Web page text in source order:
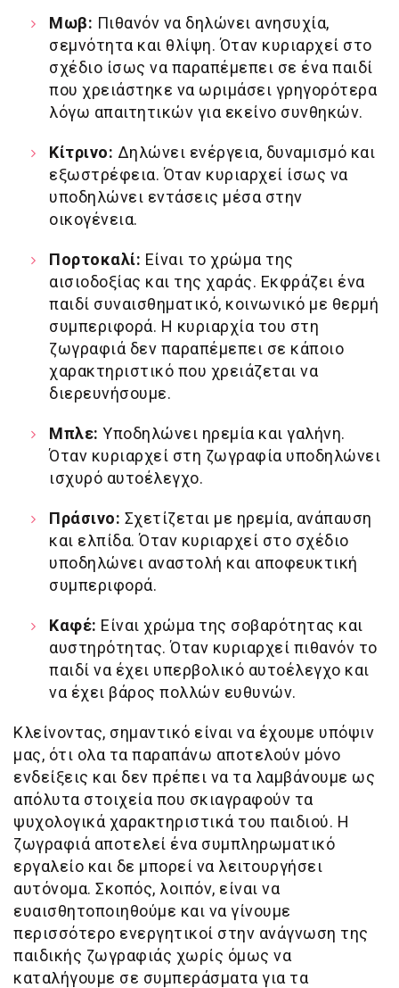
Μωβ: Πιθανόν να δηλώνει ανησυχία,
σεμνότητα και θλίψη. Όταν κυριαρχεί στο
σχέδιο ίσως να παραπέμεπει σε ένα παιδί
που χρειάστηκε να ωριμάσει γρηγορότερα
λόγω απαιτητικών για εκείνο συνθηκών.
Κίτρινο: Δηλώνει ενέργεια, δυναμισμό και
εξωστρέφεια. Όταν κυριαρχεί ίσως να
υποδηλώνει εντάσεις μέσα στην
οικογένεια.
Πορτοκαλί: Είναι το χρώμα της
αισιοδοξίας και της χαράς. Εκφράζει ένα
παιδί συναισθηματικό, κοινωνικό με θερμή
συμπεριφορά. Η κυριαρχία του στη
ζωγραφιά δεν παραπέμεπει σε κάποιο
χαρακτηριστικό που χρειάζεται να
διερευνήσουμε.
Μπλε: Υποδηλώνει ηρεμία και γαλήνη.
Όταν κυριαρχεί στη ζωγραφία υποδηλώνει
ισχυρό αυτοέλεγχο.
Πράσινο: Σχετίζεται με ηρεμία, ανάπαυση
και ελπίδα. Όταν κυριαρχεί στο σχέδιο
υποδηλώνει αναστολή και αποφευκτική
συμπεριφορά.
Καφέ: Είναι χρώμα της σοβαρότητας και
αυστηρότητας. Όταν κυριαρχεί πιθανόν το
παιδί να έχει υπερβολικό αυτοέλεγχο και
να έχει βάρος πολλών ευθυνών.
Κλείνοντας, σημαντικό είναι να έχουμε υπόψιν
μας, ότι ολα τα παραπάνω αποτελούν μόνο
ενδείξεις και δεν πρέπει να τα λαμβάνουμε ως
απόλυτα στοιχεία που σκιαγραφούν τα
ψυχολογικά χαρακτηριστικά του παιδιού. Η
ζωγραφιά αποτελεί ένα συμπληρωματικό
εργαλείο και δε μπορεί να λειτουργήσει
αυτόνομα. Σκοπός, λοιπόν, είναι να
ευαισθητοποιηθούμε και να γίνουμε
περισσότερο ενεργητικοί στην ανάγνωση της
παιδικής ζωγραφιάς χωρίς όμως να
καταλήγουμε σε συμπεράσματα για τα